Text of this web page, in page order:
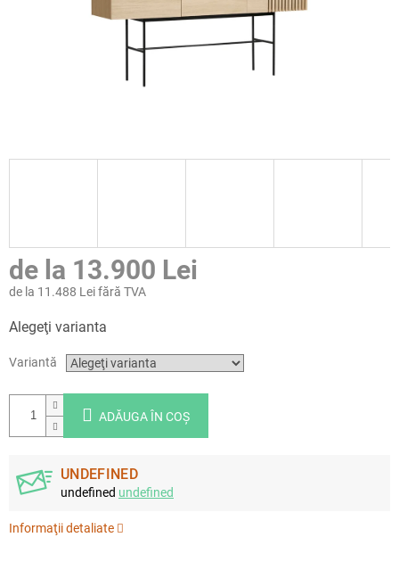
de la 13.900 Lei
de la 11.488 Leifără TVA
preţ:
Alegeţi varianta
Variantă
ADĂUGA ÎN COŞ
UNDEFINED
undefined undefined
Informaţii detaliate